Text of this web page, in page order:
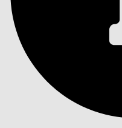
Innehållsförteckningar